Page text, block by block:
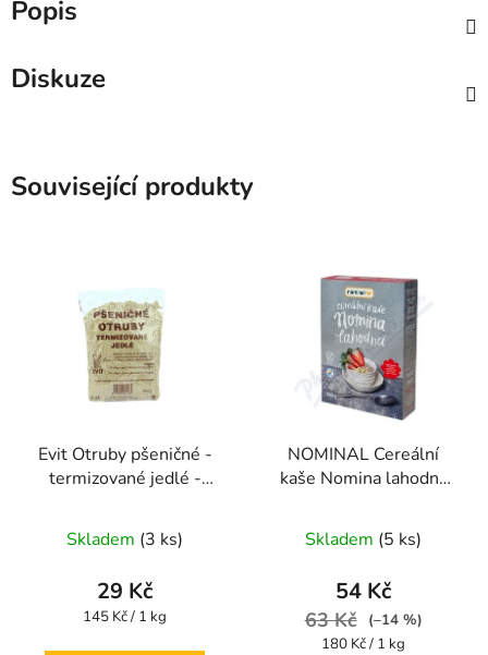
Popis
Diskuze
Související produkty
Evit Otruby pšeničné -
termizované jedlé -
Skladem (3 ks)
29 Kč
Měrná
145 Kč / 1 kg
NOMINAL Cereální
kaše Nomina lahodná
hodnocení
produktu
je
3,5
Skladem (5 ks)
54 Kč
63 Kč
(–14 %)
Měrná
180 Kč / 1 kg